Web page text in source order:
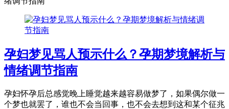
孕妇梦见骂人预示什么？孕期梦境解析与
情绪调节指南
孕妇怀孕后总感觉晚上睡觉越来越容易做梦了，如果偶尔做一
个梦也就罢了，谁也不会当回事，也不会去想到这和某个征兆